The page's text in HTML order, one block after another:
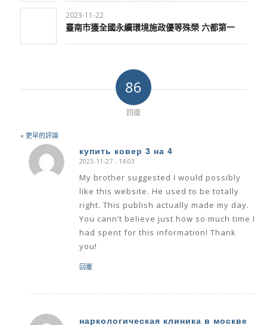
2023-11-22
臺南市獲全國永續環境施政優等殊榮 六都第一
86
回復
« 更早的評論
купить ковер 3 на 4
says:
2023-11-27 - 14:03
My brother suggested I would possibly
like this website. He used to be totally
right. This publish actually made my day.
You cann’t believe just how so much time I
had spent for this information! Thank
you!
回覆
наркологическая клиника в москве